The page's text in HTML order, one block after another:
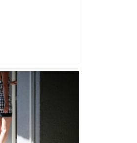
cette zone
majeur va être
voici les